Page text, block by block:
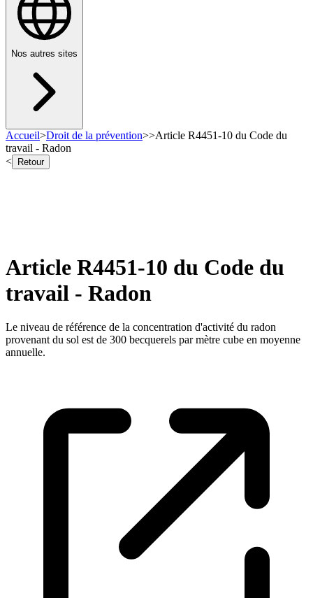
Nos autres sites
Accueil>Droit de la prévention>>Article R4451-10 du Code du
travail - Radon
<
Retour
Article R4451-10 du Code du
travail - Radon
Le niveau de référence de la concentration d'activité du radon
provenant du sol est de 300 becquerels par mètre cube en moyenne
annuelle.